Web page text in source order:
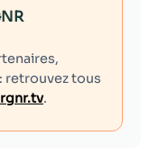
retrouvez tous
.